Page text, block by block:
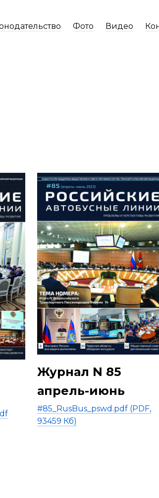
Фото Видео
Журнал N 85
апрель-июнь
#85_RusBus_pswd.pdf (PDF,
93459 Кб)